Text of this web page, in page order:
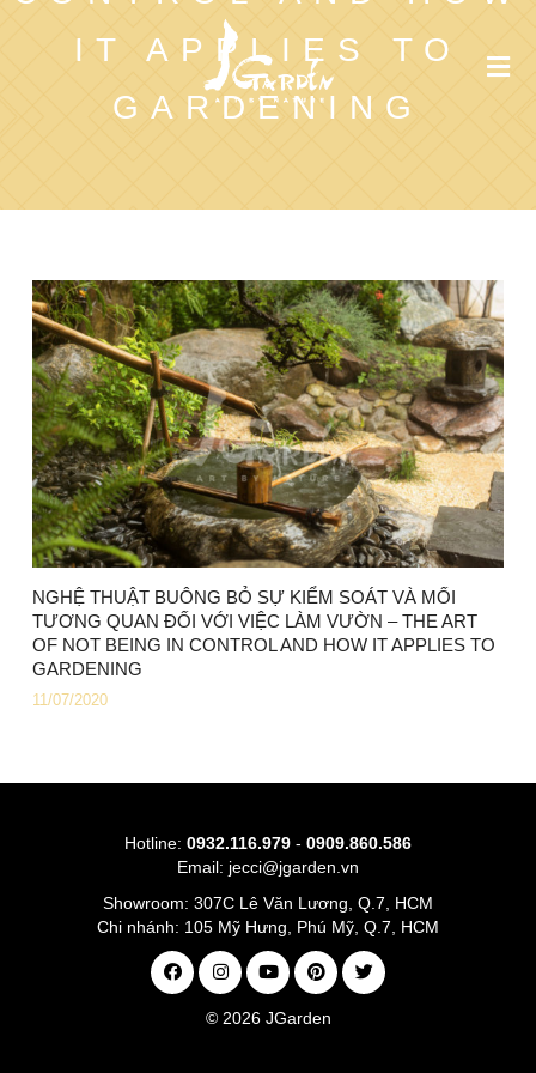
IT APPLIES TO
GARDENING
NGHỆ THUẬT BUÔNG BỎ SỰ KIỂM SOÁT VÀ MỐI
TƯƠNG QUAN ĐỐI VỚI VIỆC LÀM VƯỜN – THE ART
OF NOT BEING IN CONTROL AND HOW IT APPLIES TO
GARDENING
11/07/2020
Hotline: 0932.116.979 - 0909.860.586
Email: jecci@jgarden.vn
Showroom: 307C Lê Văn Lương, Q.7, HCM
Chi nhánh: 105 Mỹ Hưng, Phú Mỹ, Q.7, HCM
© 2026 JGarden